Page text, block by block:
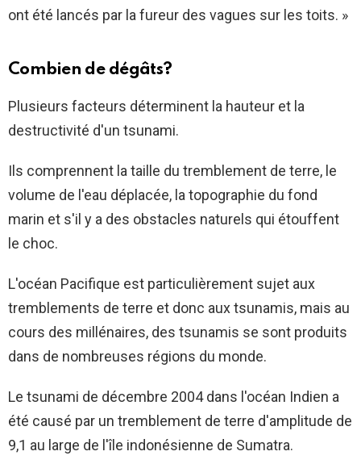
ont été lancés par la fureur des vagues sur les toits. »
Combien de dégâts?
Plusieurs facteurs déterminent la hauteur et la
destructivité d'un tsunami.
Ils comprennent la taille du tremblement de terre, le
volume de l'eau déplacée, la topographie du fond
marin et s'il y a des obstacles naturels qui étouffent
le choc.
L'océan Pacifique est particulièrement sujet aux
tremblements de terre et donc aux tsunamis, mais au
cours des millénaires, des tsunamis se sont produits
dans de nombreuses régions du monde.
Le tsunami de décembre 2004 dans l'océan Indien a
été causé par un tremblement de terre d'amplitude de
9,1 au large de l'île indonésienne de Sumatra.